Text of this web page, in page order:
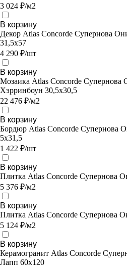
3 024 ₽/м2
В корзину
Декор Atlas Concorde Супернова
31,5х57
4 290 ₽/шт
В корзину
Мозаика Atlas Concorde
Хэрринбоун 30,5х30,5
22 476 ₽/м2
В корзину
Бордюр Atlas Concorde Супернова
5x31,5
1 422 ₽/шт
В корзину
Плитка Atlas Concorde Супернова
5 376 ₽/м2
В корзину
Плитка Atlas Concorde Супернова
5 124 ₽/м2
В корзину
Керамогранит Atlas Concorde
Лапп 60x120